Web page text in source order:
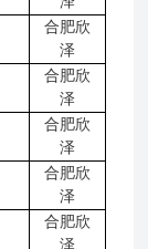
合肥欣
泽
合肥欣
泽
合肥欣
泽
合肥欣
泽
合肥欣
泽